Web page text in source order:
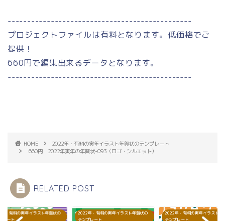
-----------------------------------------------
プロジェクトファイルは有料となります。低価格でご
提供！
660円で編集出来るデータとなります。
-----------------------------------------------
HOME
2022年・有料の寅年イラスト年賀状のテンプレート
660円 2022年寅年の年賀状-093（ロゴ・シルエット）
RELATED POST
・有料の寅年イラスト年賀状の
レート
2022年・有料の寅年イラスト年賀状の
テンプレート
2022年・有料の寅年イラスト年
テンプレート